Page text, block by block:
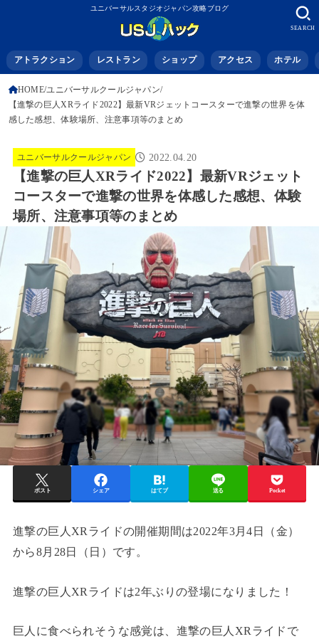
ユニバーサルスタジオジャパン攻略ブログ
アトラクション レストラン ショップ アクセス ホテル
SEARCH
HOME ユニバーサルクールジャパン
【進撃の巨人XRライド2022】最新VRジェットコースターで進撃の世界を体
感した感想、体験場所、注意事項等のまとめ
ユニバーサルクールジャパン 2022.04.20
【進撃の巨人XRライド2022】最新VRジェット
コースターで進撃の世界を体感した感想、体験
場所、注意事項等のまとめ
ポスト シェア はてブ 送る Pocket
進撃の巨人XRライドの開催期間は2022年3月4日（金）
から8月28日（日）です。
進撃の巨人XRライドは2年ぶりの登場になりました！
巨人に食べられそうな感覚は、進撃の巨人XRライドで